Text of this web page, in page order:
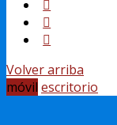
Volver arriba
móvil escritorio